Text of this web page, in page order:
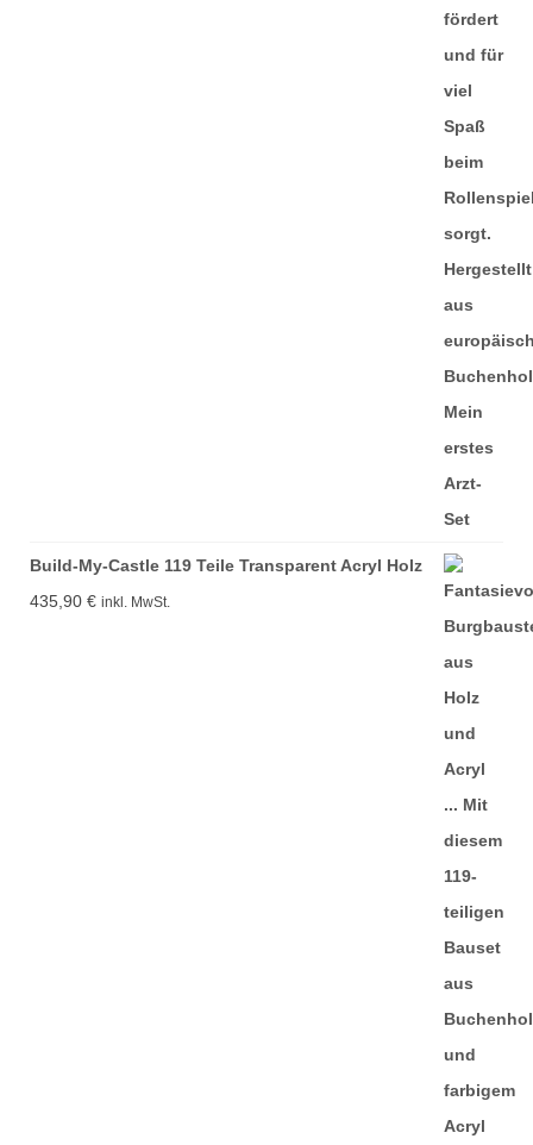
Build-My-Castle 119 Teile Transparent Acryl Holz
435,90 € inkl. MwSt.